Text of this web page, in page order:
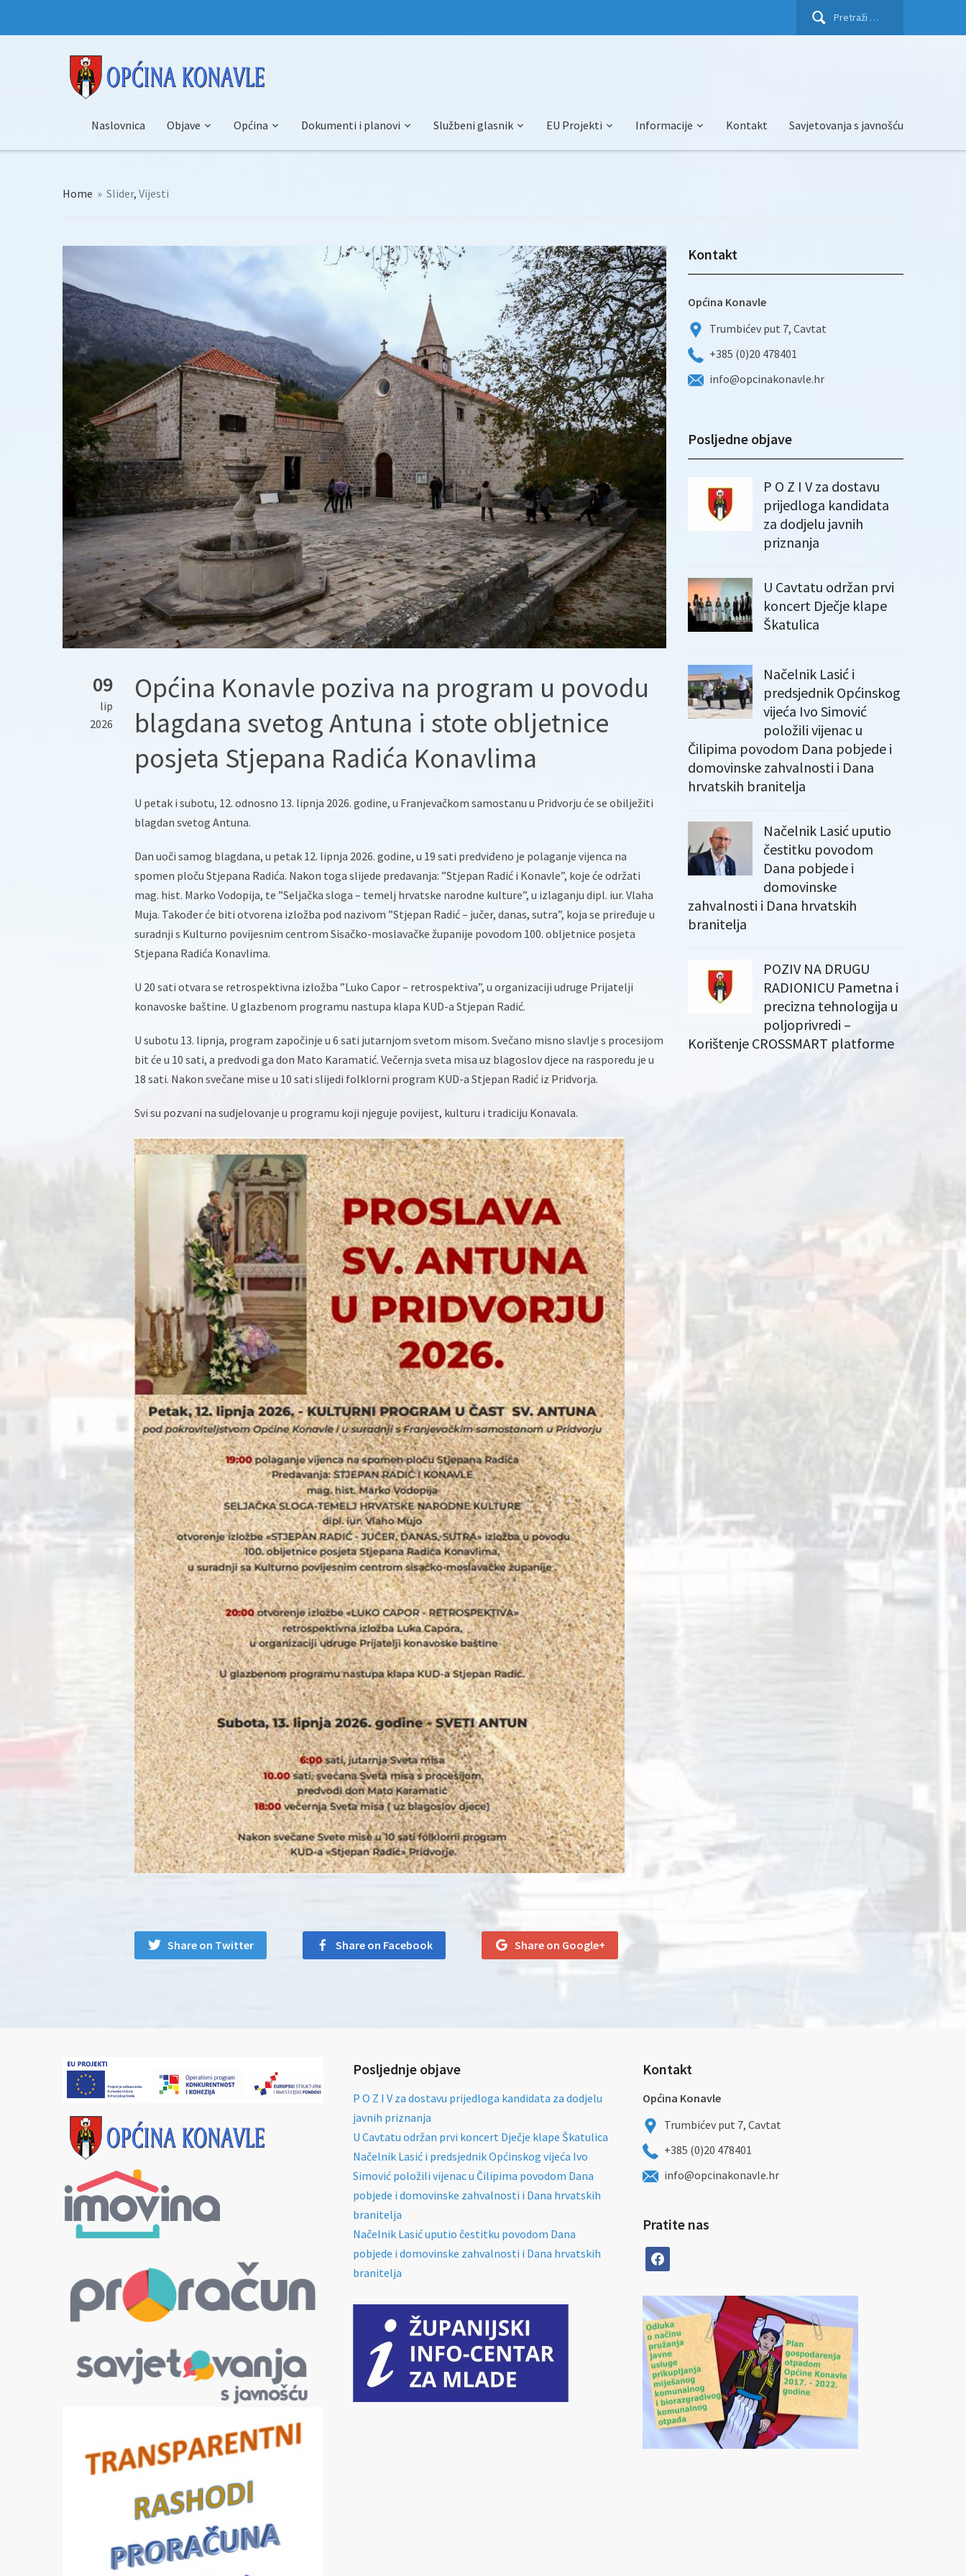
Pretraži:
Naslovnica Objave Općina Dokumenti i planovi Službeni glasnik EU Projekti Informacije Kontakt Savjetovanja s javnošću
Home » Slider, Vijesti
09
lip
2026
Općina Konavle poziva na program u povodu
blagdana svetog Antuna i stote obljetnice
posjeta Stjepana Radića Konavlima
U petak i subotu, 12. odnosno 13. lipnja 2026. godine, u Franjevačkom samostanu u Pridvorju će se obilježiti
blagdan svetog Antuna.
Dan uoči samog blagdana, u petak 12. lipnja 2026. godine, u 19 sati predviđeno je polaganje vijenca na
spomen ploču Stjepana Radića. Nakon toga slijede predavanja: ”Stjepan Radić i Konavle”, koje će održati
mag. hist. Marko Vodopija, te ”Seljačka sloga – temelj hrvatske narodne kulture”, u izlaganju dipl. iur. Vlaha
Muja. Također će biti otvorena izložba pod nazivom ”Stjepan Radić – jučer, danas, sutra”, koja se priređuje u
suradnji s Kulturno povijesnim centrom Sisačko-moslavačke županije povodom 100. obljetnice posjeta
Stjepana Radića Konavlima.
U 20 sati otvara se retrospektivna izložba ”Luko Capor – retrospektiva”, u organizaciji udruge Prijatelji
konavoske baštine. U glazbenom programu nastupa klapa KUD-a Stjepan Radić.
U subotu 13. lipnja, program započinje u 6 sati jutarnjom svetom misom. Svečano misno slavlje s procesijom
bit će u 10 sati, a predvodi ga don Mato Karamatić. Večernja sveta misa uz blagoslov djece na rasporedu je u
18 sati. Nakon svečane mise u 10 sati slijedi folklorni program KUD-a Stjepan Radić iz Pridvorja.
Svi su pozvani na sudjelovanje u programu koji njeguje povijest, kulturu i tradiciju Konavala.
Share on Twitter Share on Facebook Share on Google+
Kontakt
Općina Konavle
Trumbićev put 7, Cavtat
+385 (0)20 478401
info@opcinakonavle.hr
Posljedne objave
P O Z I V za dostavu
prijedloga kandidata
za dodjelu javnih
priznanja
U Cavtatu održan prvi
koncert Dječje klape
Škatulica
Načelnik Lasić i
predsjednik Općinskog
vijeća Ivo Simović
položili vijenac u
Čilipima povodom Dana pobjede i
domovinske zahvalnosti i Dana
hrvatskih branitelja
Načelnik Lasić uputio
čestitku povodom
Dana pobjede i
domovinske
zahvalnosti i Dana hrvatskih
branitelja
POZIV NA DRUGU
RADIONICU Pametna i
precizna tehnologija u
poljoprivredi –
Korištenje CROSSMART platforme
Posljednje objave
P O Z I V za dostavu prijedloga kandidata za dodjelu
javnih priznanja
U Cavtatu održan prvi koncert Dječje klape Škatulica
Načelnik Lasić i predsjednik Općinskog vijeća Ivo
Simović položili vijenac u Čilipima povodom Dana
pobjede i domovinske zahvalnosti i Dana hrvatskih
branitelja
Načelnik Lasić uputio čestitku povodom Dana
pobjede i domovinske zahvalnosti i Dana hrvatskih
branitelja
Kontakt
Općina Konavle
Trumbićev put 7, Cavtat
+385 (0)20 478401
info@opcinakonavle.hr
Pratite nas
facebook